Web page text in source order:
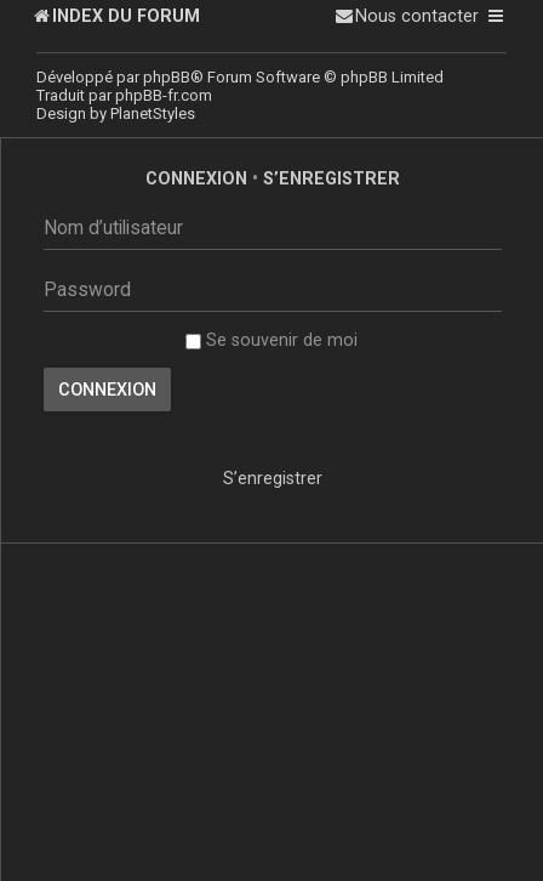
INDEX DU FORUM Nous contacter
Développé parphpBB® Forum Software © phpBB Limited
Traduit parphpBB-fr.com
Design by PlanetStyles
CONNEXION • S’ENREGISTRER
Se souvenir de moi
S’enregistrer